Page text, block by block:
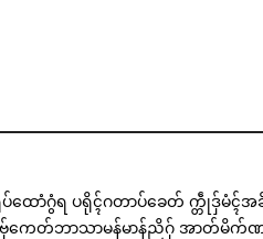
ပ်ထောံဂွံရ ပရိုၚ်ဂတာပ်ခေတ် က္တဵုဒှ်မံၚ်အ
ဗှ်ကေတ်ဘာသာမန်မာန်ညိဂှ် အာတ်မိ